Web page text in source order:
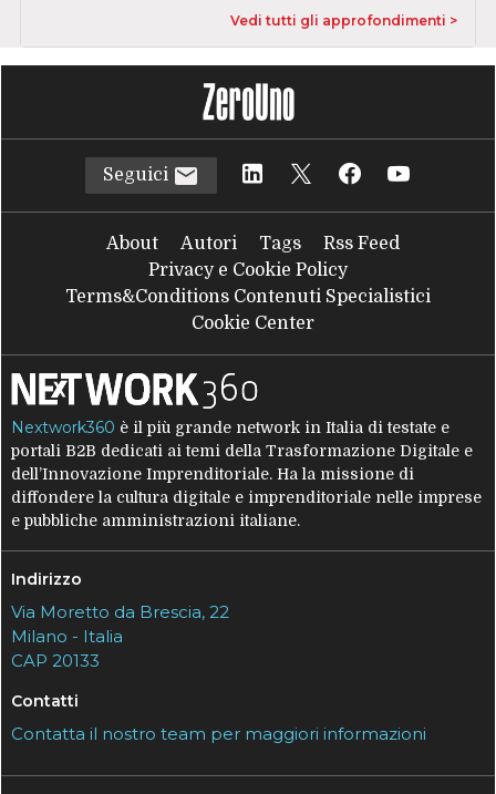
Vedi tutti gli approfondimenti >
Seguici
About Autori Tags
Rss Feed
Privacy e Cookie Policy
Terms&Conditions Contenuti Specialistici
Cookie Center
Nextwork360 è il più grande network in Italia di testate e
portali B2B dedicati ai temi della Trasformazione Digitale e
dell’Innovazione Imprenditoriale. Ha la missione di
diffondere la cultura digitale e imprenditoriale nelle imprese
e pubbliche amministrazioni italiane.
Indirizzo
Via Moretto da Brescia, 22
Milano - Italia
CAP 20133
Contatti
Contatta il nostro team per maggiori informazioni